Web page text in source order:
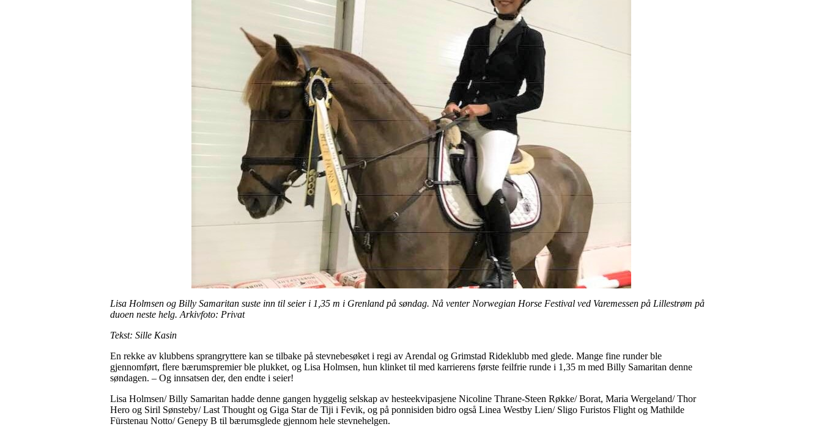
Lisa Holmsen og Billy Samaritan suste inn til seier i 1,35 m i Grenland på søndag. Nå venter Norwegian Horse Festival ved Varemessen på Lillestrøm på
duoen neste helg. Arkivfoto: Privat
Tekst: Sille Kasin
En rekke av klubbens sprangryttere kan se tilbake på stevnebesøket i regi av Arendal og Grimstad Rideklubb med glede. Mange fine runder ble
gjennomført, flere bærumspremier ble plukket, og Lisa Holmsen, hun klinket til med karrierens første feilfrie runde i 1,35 m med Billy Samaritan denne
søndagen. – Og innsatsen der, den endte i seier!
Lisa Holmsen/ Billy Samaritan hadde denne gangen hyggelig selskap av hesteekvipasjene Nicoline Thrane-Steen Røkke/ Borat, Maria Wergeland/ Thor
Hero og Siril Sønsteby/ Last Thought og Giga Star de Tiji i Fevik, og på ponnisiden bidro også Linea Westby Lien/ Sligo Furistos Flight og Mathilde
Fürstenau Notto/ Genepy B til bærumsglede gjennom hele stevnehelgen.